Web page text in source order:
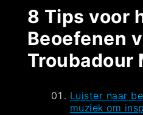
8 Tips voor
Beoefenen
Troubadour
Luister naar
muziek om